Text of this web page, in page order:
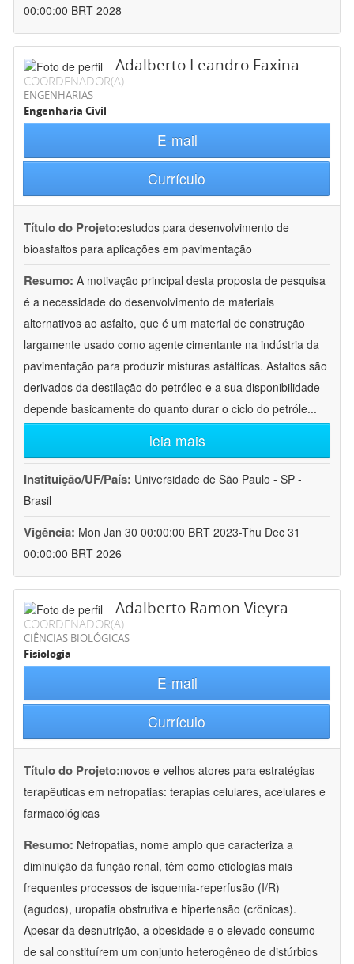
00:00:00 BRT 2028
Adalberto Leandro Faxina
COORDENADOR(A)
ENGENHARIAS
Engenharia Civil
E-mail
Currículo
Título do Projeto:estudos para desenvolvimento de
bioasfaltos para aplicações em pavimentação
Resumo: A motivação principal desta proposta de pesquisa
é a necessidade do desenvolvimento de materiais
alternativos ao asfalto, que é um material de construção
largamente usado como agente cimentante na indústria da
pavimentação para produzir misturas asfálticas. Asfaltos são
derivados da destilação do petróleo e a sua disponibilidade
depende basicamente do quanto durar o ciclo do petróle...
leia mais
Instituição/UF/País: Universidade de São Paulo - SP -
Brasil
Vigência: Mon Jan 30 00:00:00 BRT 2023-Thu Dec 31
00:00:00 BRT 2026
Adalberto Ramon Vieyra
COORDENADOR(A)
CIÊNCIAS BIOLÓGICAS
Fisiologia
E-mail
Currículo
Título do Projeto:novos e velhos atores para estratégias
terapêuticas em nefropatias: terapias celulares, acelulares e
farmacológicas
Resumo: Nefropatias, nome amplo que caracteriza a
diminuição da função renal, têm como etiologias mais
frequentes processos de isquemia-reperfusão (I/R)
(agudos), uropatia obstrutiva e hipertensão (crônicas).
Apesar da desnutrição, a obesidade e o elevado consumo
de sal constituírem um conjunto heterogêneo de distúrbios